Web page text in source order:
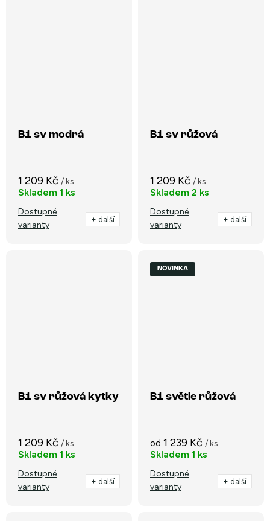
B1 sv modrá
1 209 Kč / ks
Skladem 1 ks
Dostupné
varianty
+ další
B1 sv růžová
1 209 Kč / ks
Skladem 2 ks
Dostupné
varianty
+ další
B1 sv růžová kytky
1 209 Kč / ks
Skladem 1 ks
Dostupné
varianty
+ další
NOVINKA
B1 světle růžová
od 1 239 Kč / ks
Skladem 1 ks
Dostupné
varianty
+ další